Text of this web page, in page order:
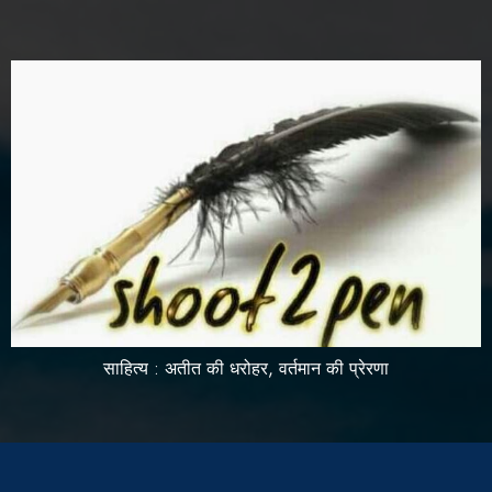
साहित्य : अतीत की धरोहर, वर्तमान की प्रेरणा